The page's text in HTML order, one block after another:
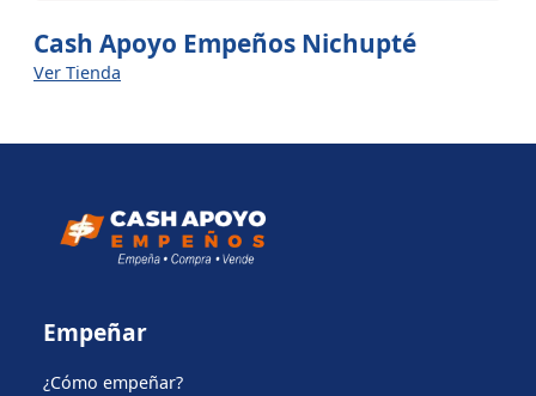
Cash Apoyo Empeños Nichupté
Ver Tienda
Empeñar
¿Cómo empeñar?